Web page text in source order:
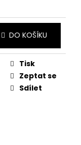
DO KOŠÍKU
Tisk
Zeptat se
Sdílet